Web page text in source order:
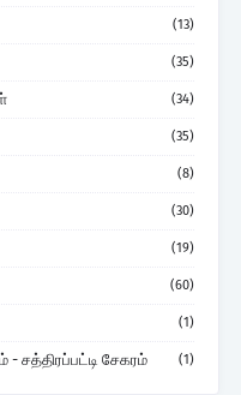
(13)
(35)
(34)
(35)
(8)
(30)
(19)
(60)
(1)
- சத்திரப்பட்டி சேகரம் (1)